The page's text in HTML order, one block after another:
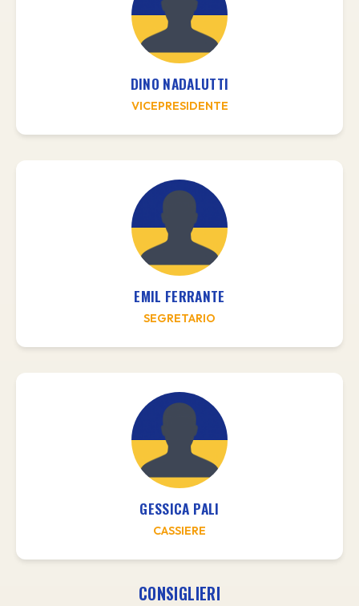
DINO NADALUTTI
VICEPRESIDENTE
EMIL FERRANTE
SEGRETARIO
GESSICA PALI
CASSIERE
CONSIGLIERI